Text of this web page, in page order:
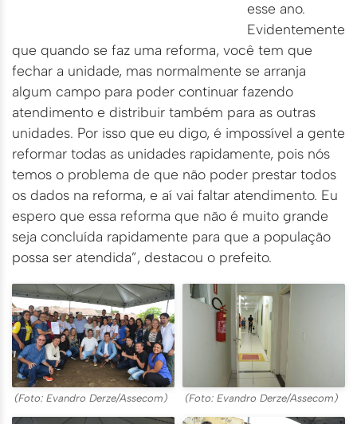
esse ano.
Evidentemente
que quando se faz uma reforma, você tem que
fechar a unidade, mas normalmente se arranja
algum campo para poder continuar fazendo
atendimento e distribuir também para as outras
unidades. Por isso que eu digo, é impossível a gente
reformar todas as unidades rapidamente, pois nós
temos o problema de que não poder prestar todos
os dados na reforma, e aí vai faltar atendimento. Eu
espero que essa reforma que não é muito grande
seja concluída rapidamente para que a população
possa ser atendida”, destacou o prefeito.
(Foto: Evandro Derze/Assecom) (Foto: Evandro Derze/Assecom)